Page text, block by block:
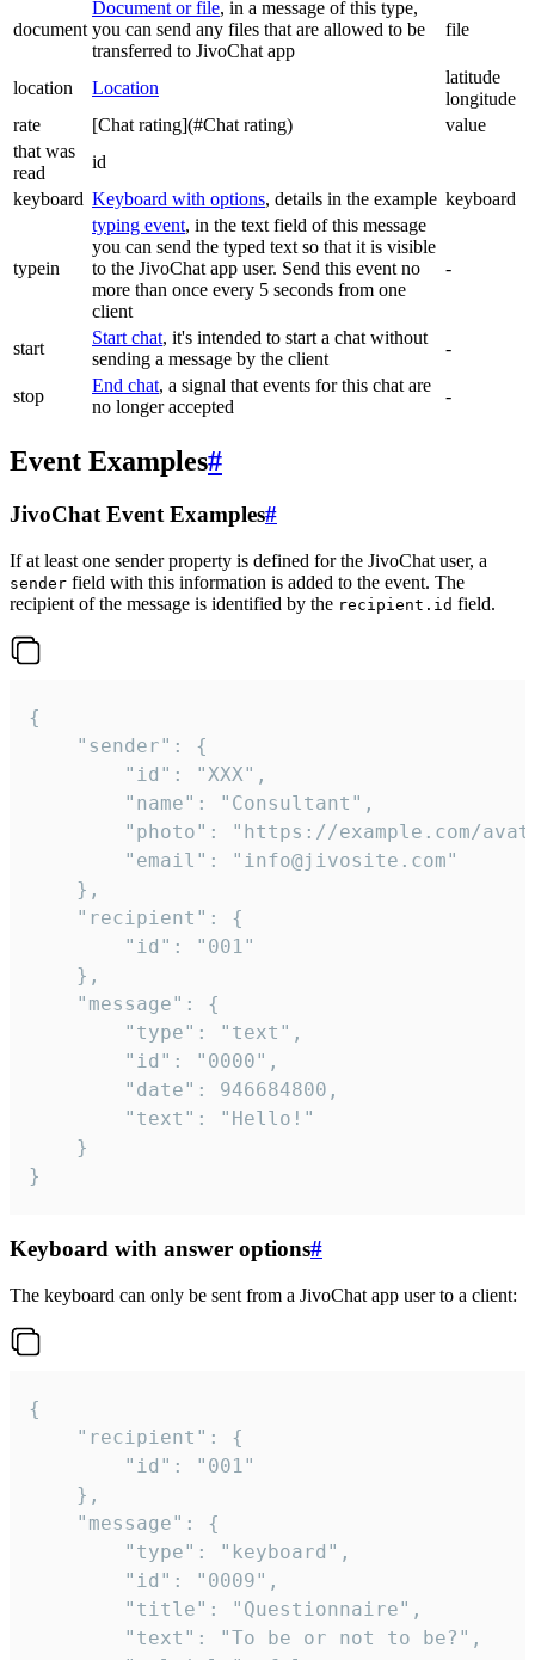
document
Document or file, in a message of this type,
you can send any files that are allowed to be
transferred to JivoChat app
file
location Location
latitude
longitude
rate
[Chat rating](#Chat rating)
value
that was
read
id
keyboard Keyboard with options, details in the example keyboard
typein
typing event, in the text field of this message
you can send the typed text so that it is visible
to the JivoChat app user. Send this event no
more than once every 5 seconds from one
client
-
start
Start chat, it's intended to start a chat without
sending a message by the client
-
stop
End chat, a signal that events for this chat are
no longer accepted
-
Event Examples#
JivoChat Event Examples#
If at least one sender property is defined for the JivoChat user, a
sender field with this information is added to the event. The
recipient of the message is identified by the recipient.id field.
{
}
Keyboard with answer options#
The keyboard can only be sent from a JivoChat app user to a client:
{